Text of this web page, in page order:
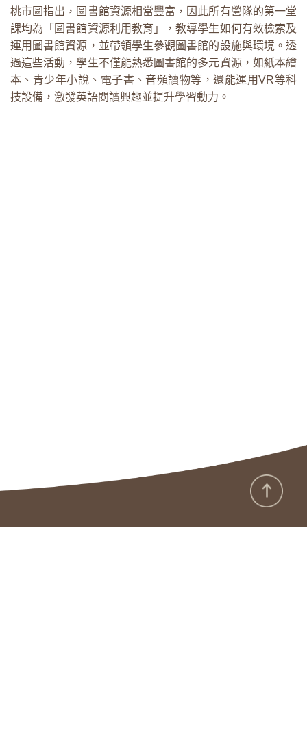
桃市圖指出，圖書館資源相當豐富，因此所有營隊的第一堂
課均為「圖書館資源利用教育」，教導學生如何有效檢索及
運用圖書館資源，並帶領學生參觀圖書館的設施與環境。透
過這些活動，學生不僅能熟悉圖書館的多元資源，如紙本繪
本、青少年小說、電子書、音頻讀物等，還能運用VR等科
技設備，激發英語閱讀興趣並提升學習動力。